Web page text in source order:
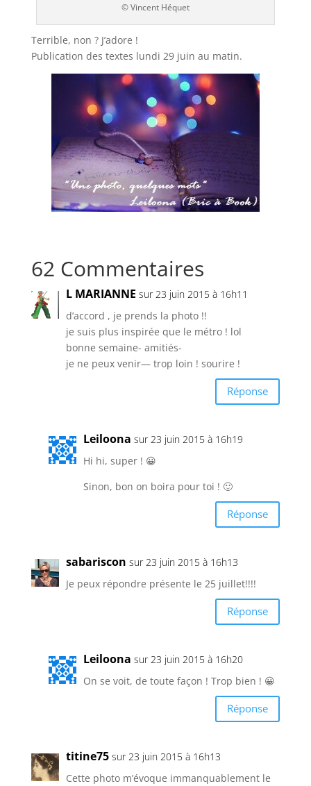
© Vincent Héquet
Terrible, non ? J’adore !
Publication des textes lundi 29 juin au matin.
62 Commentaires
L MARIANNE sur 23 juin 2015 à 16h11
d’accord , je prends la photo !!
je suis plus inspirée que le métro ! lol
bonne semaine- amitiés-
je ne peux venir— trop loin ! sourire !
Réponse
Leiloona sur 23 juin 2015 à 16h19
Hi hi, super ! 😀
Sinon, bon on boira pour toi ! 🙂
Réponse
sabariscon sur 23 juin 2015 à 16h13
Je peux répondre présente le 25 juillet!!!!
Réponse
Leiloona sur 23 juin 2015 à 16h20
On se voit, de toute façon ! Trop bien ! 😀
Réponse
titine75 sur 23 juin 2015 à 16h13
Cette photo m’évoque immanquablement le